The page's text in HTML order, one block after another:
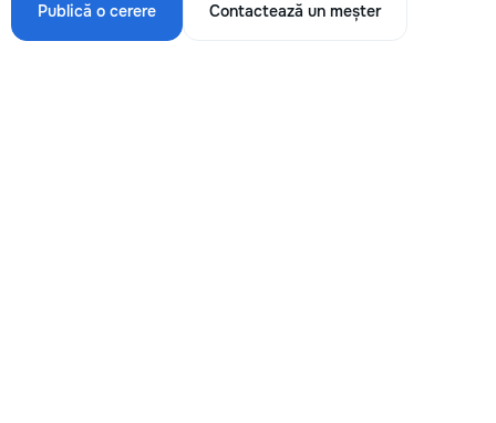
Publică o cerere Contactează un meșter